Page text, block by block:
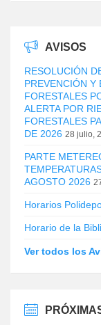
AVISOS
RESOLUCIÓN
PREVENCIÓN Y
FORESTALES
ALERTA POR
FORESTALES
DE 2026 28 julio,
PARTE
AGOSTO 2026
Horarios
Horario de la
Ver todos los